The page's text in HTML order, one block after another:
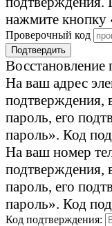
нажмите кнопку
Проверочный код
Подтвердить
Восстановление
На ваш адрес
подтверждения,
пароль, его
пароль». Код
На ваш номер
подтверждения,
пароль, его
пароль». Код
Код подтверждения: